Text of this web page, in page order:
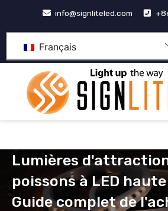
contenu
info@signliteled.com
Français
Lumières
poissons à LED
Guide complet de